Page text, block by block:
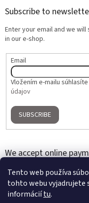
Tento web používa
tohto webu vyjadrujete
informáciítu.
Subscribe to
Enter your email and we
in our e-shop.
Email
Vložením e-mailu
údajov
SUBSCRIBE
We accept online